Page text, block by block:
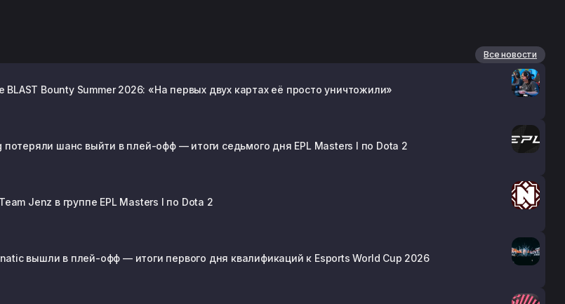
Все новости
BLAST Bounty Summer 2026: «На первых двух картах её просто уничтожили»
потеряли шанс выйти в плей-офф — итоги седьмого дня EPL Masters I по Dota 2
Jenz в группе EPL Masters I по Dota 2
вышли в плей-офф — итоги первого дня квалификаций к Esports World Cup 2026